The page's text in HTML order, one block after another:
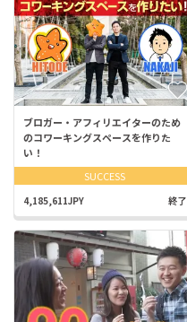
ブロガー・アフィリエイターのため
のコワーキングスペースを作りた
い！
SUCCESS
4,185,611JPY 終了